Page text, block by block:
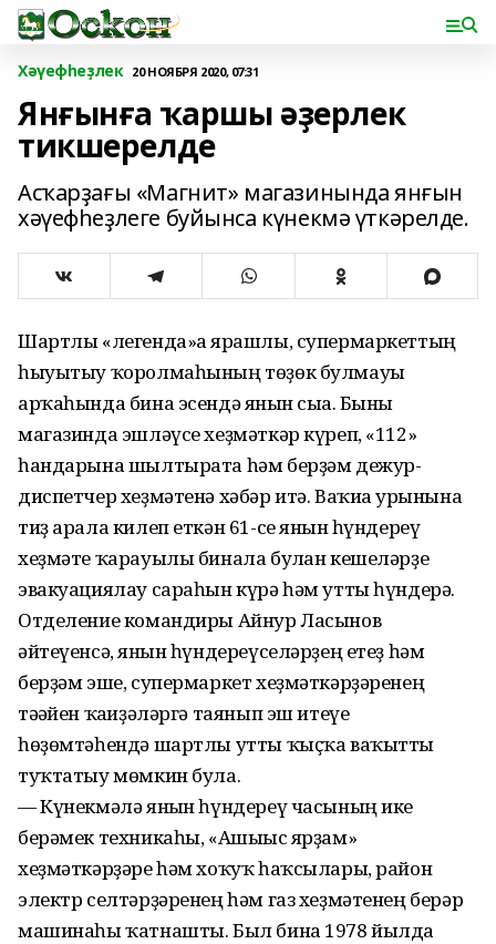
Хәүефһеҙлек 20 НОЯБРЯ 2020, 07:31
Янғынға ҡаршы әҙерлек
тикшерелде
Асҡарҙағы «Магнит» магазинында янғын
хәүефһеҙлеге буйынса күнекмә үткәрелде.
Шартлы «легенда»ға ярашлы, супермаркеттың
һыуытыу ҡоролмаһының төҙөк булмауы
арҡаһында бина эсендә янғын сыға. Быны
магазинда эшләүсе хеҙмәткәр күреп, «112»
һандарына шылтырата һәм берҙәм дежур-
диспетчер хеҙмәтенә хәбәр итә. Ваҡиға урынына
тиҙ арала килеп еткән 61-се янғын һүндереү
хеҙмәте ҡарауылы бинала булған кешеләрҙе
эвакуациялау сараһын күрә һәм утты һүндерә.
Отделение командиры Айнур Ласынов
әйтеүенсә, янғын һүндереүселәрҙең етеҙ һәм
берҙәм эше, супермаркет хеҙмәткәрҙәренең
тәғәйен ҡағиҙәләргә таянып эш итеүе
һөҙөмтәһендә шартлы утты ҡыҫҡа ваҡытты
туҡтатыу мөмкин була.
— Күнекмәлә янғын һүндереү часының ике
берәмек техникаһы, «Ашығыс ярҙам»
хеҙмәткәрҙәре һәм хоҡуҡ һаҡсылары, район
электр селтәрҙәренең һәм газ хеҙмәтенең берәр
машинаһы ҡатнашты. Был бина 1978 йылда